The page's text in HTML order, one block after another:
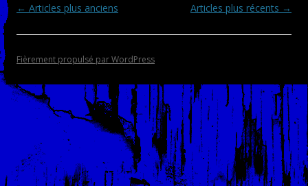
Navigation des articles
← Articles plus anciens Articles plus récents →
Fièrement propulsé par WordPress